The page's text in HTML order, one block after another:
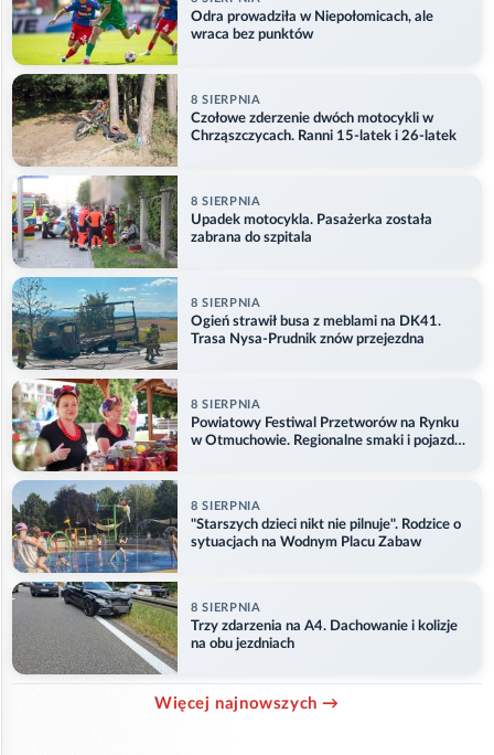
Odra prowadziła w Niepołomicach, ale
wraca bez punktów
8 SIERPNIA
Czołowe zderzenie dwóch motocykli w
Chrząszczycach. Ranni 15-latek i 26-latek
8 SIERPNIA
Upadek motocykla. Pasażerka została
zabrana do szpitala
8 SIERPNIA
Ogień strawił busa z meblami na DK41.
Trasa Nysa-Prudnik znów przejezdna
8 SIERPNIA
Powiatowy Festiwal Przetworów na Rynku
w Otmuchowie. Regionalne smaki i pojazdy
8 SIERPNIA
"Starszych dzieci nikt nie pilnuje". Rodzice o
sytuacjach na Wodnym Placu Zabaw
8 SIERPNIA
Trzy zdarzenia na A4. Dachowanie i kolizje
na obu jezdniach
Więcej najnowszych →